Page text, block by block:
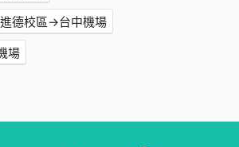
德校區→台中機場
場